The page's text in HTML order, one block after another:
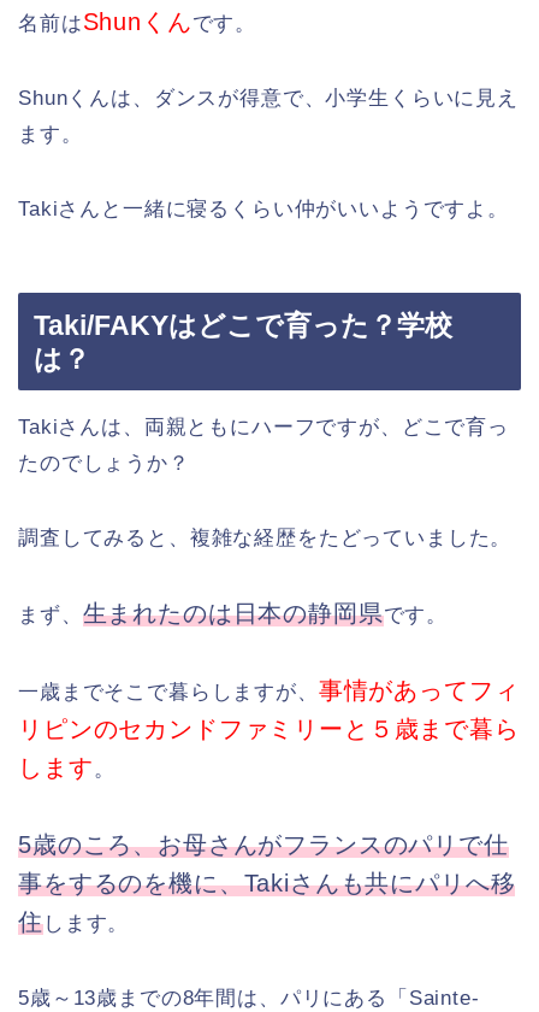
名前はShunくんです。
Shunくんは、ダンスが得意で、小学生くらいに見え
ます。
Takiさんと一緒に寝るくらい仲がいいようですよ。
Taki/FAKYはどこで育った？学校
は？
Takiさんは、両親ともにハーフですが、どこで育っ
たのでしょうか？
調査してみると、複雑な経歴をたどっていました。
まず、 生まれたのは日本の静岡県です。
一歳までそこで暮らしますが、 事情があってフィ
リピンのセカンドファミリーと５歳まで暮ら
します。
5歳のころ、お母さんがフランスのパリで仕
事をするのを機に、Takiさんも共にパリへ移
住します。
5歳～13歳までの8年間は、パリにある「Sainte-